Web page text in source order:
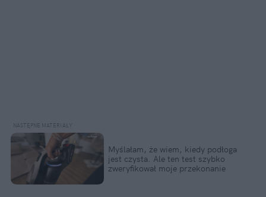
Myślałam, że wiem, kiedy podłoga
jest czysta. Ale ten test szybko
zweryfikował moje przekonanie